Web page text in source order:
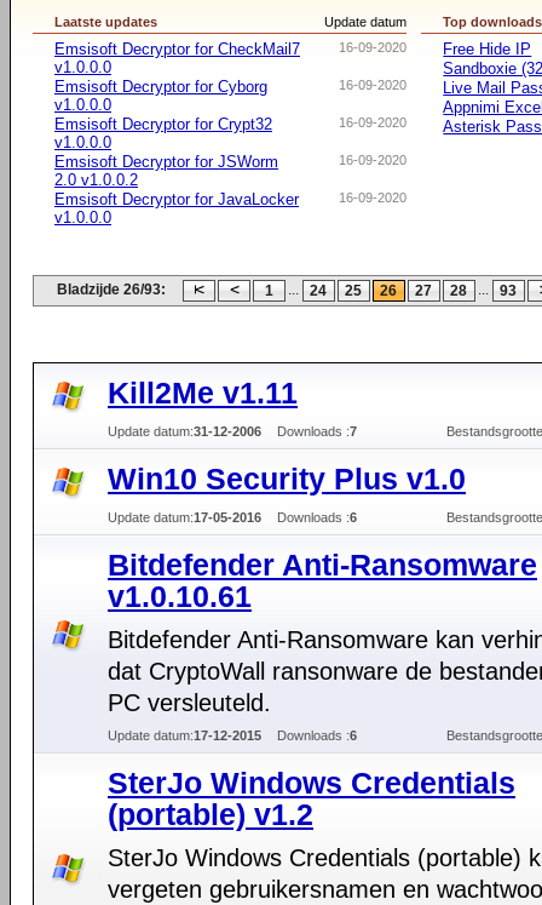
Update datum
Laatste updates
16-09-2020
Emsisoft Decryptor for CheckMail7
v1.0.0.0
16-09-2020
Emsisoft Decryptor for Cyborg
v1.0.0.0
16-09-2020
Emsisoft Decryptor for Crypt32
v1.0.0.0
16-09-2020
Emsisoft Decryptor for JSWorm
2.0 v1.0.0.2
16-09-2020
Emsisoft Decryptor for JavaLocker
v1.0.0.0
Top downloads
Free Hide IP
Sandboxie
Live Mail
Appnimi
Asterisk
Bladzijde 26/93: 1 ... 24 25 26 27 28 ... 93
Kill2Me v1.11
Update datum:31-12-2006 Downloads :7
Win10 Security Plus v1.0
Update datum:17-05-2016 Downloads :6
Bitdefender Anti-Ransomware
v1.0.10.61
Bitdefender Anti-Ransomware kan
dat CryptoWall ransonware de
PC versleuteld.
Update datum:17-12-2015 Downloads :6
SterJo Windows Credentials
(portable) v1.2
SterJo Windows Credentials (portable)
vergeten gebruikersnamen en